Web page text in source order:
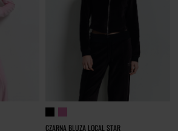
CZARNA BLUZA LOCAL STAR